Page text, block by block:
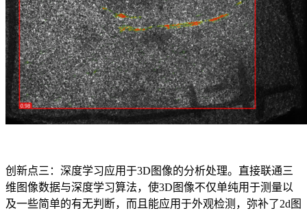
创新点三：深度学习应用于3D图像的分析处理。直接联通三
维图像数据与深度学习算法，使3D图像不仅单纯用于测量以
及一些简单的有无判断，而且能应用于外观检测，弥补了2d图